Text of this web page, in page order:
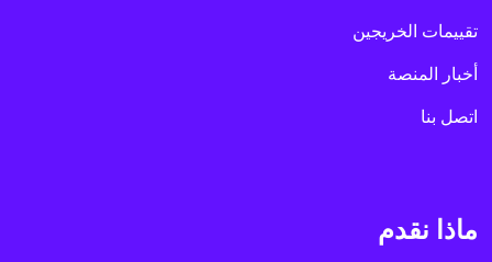
تقييمات الخريجين
أخبار المنصة
اتصل بنا
ماذا نقدم